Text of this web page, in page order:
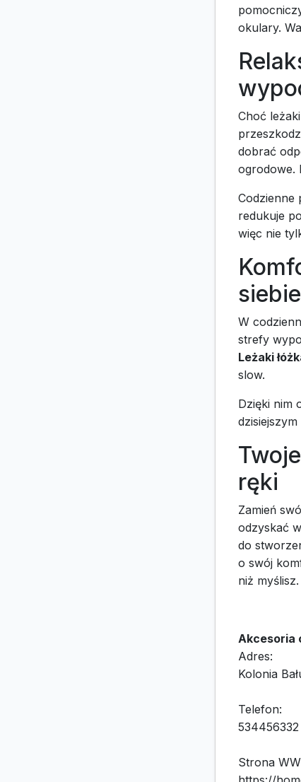
okulary.
Choć
dobrać
ogrodowe.
Codzienne
redukuje
więc nie
siebie
W
strefy
Leżaki
slow.
Dzięki nim
ręki
Zamień
odzyskać
do
o swój
niż myślisz.
Akcesoria
Adres:
Kolonia
Telefon:
534456332
Strona